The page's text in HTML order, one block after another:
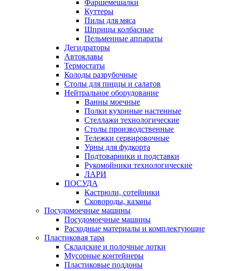
Фаршемешалки
Куттеры
Пилы для мяса
Шприцы колбасные
Пельменные аппараты
Дегидраторы
Автоклавы
Термостаты
Колоды разрубочные
Столы для пиццы и салатов
Нейтральное оборудование
Ванны моечные
Полки кухонные настенные
Стеллажи технологические
Столы производственные
Тележки сервировочные
Урны для фудкорта
Подтоварники и подставки
Рукомойники технологические
ЛАРИ
ПОСУДА
Кастрюли, сотейники
Сковороды, казаны
Посудомоечные машины
Посудомоечные машины
Расходные материалы и комплектующие
Пластиковая тара
Складские и полочные лотки
Мусорные контейнеры
Пластиковые поддоны